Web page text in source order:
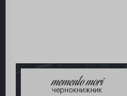
memento mori
чернокнижник